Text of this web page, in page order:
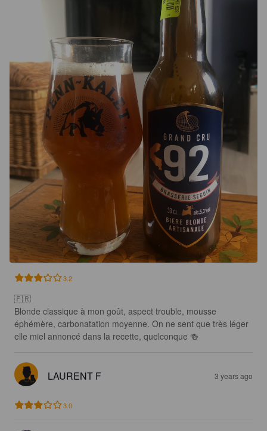
3.2
🇫🇷
Blonde classique à mon goût, aspect trouble, mousse
éphémère, carbonatation moyenne. On ne sent que très léger
elle miel annoncé dans la recette, quelconque 🍻
LAURENT F 3 years ago
3.0